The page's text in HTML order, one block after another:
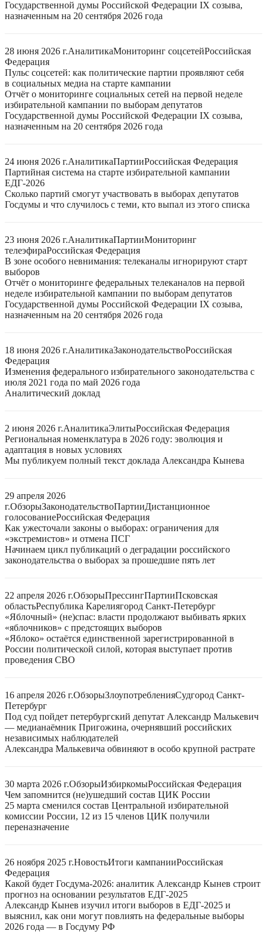
Государственной думы Российской Федерации IX созыва,
назначенным на 20 сентября 2026 года
28 июня 2026 г.АналитикаМониторинг соцсетейРоссийская
Федерация
Пульс соцсетей: как политические партии проявляют себя
в социальных медиа на старте кампании
Отчёт о мониторинге социальных сетей на первой неделе
избирательной кампании по выборам депутатов
Государственной думы Российской Федерации IX созыва,
назначенным на 20 сентября 2026 года
24 июня 2026 г.АналитикаПартииРоссийская Федерация
Партийная система на старте избирательной кампании
ЕДГ-2026
Сколько партий смогут участвовать в выборах депутатов
Госдумы и что случилось с теми, кто выпал из этого списка
23 июня 2026 г.АналитикаПартииМониторинг
телеэфираРоссийская Федерация
В зоне особого невнимания: телеканалы игнорируют старт
выборов
Отчёт о мониторинге федеральных телеканалов на первой
неделе избирательной кампании по выборам депутатов
Государственной думы Российской Федерации IX созыва,
назначенным на 20 сентября 2026 года
18 июня 2026 г.АналитикаЗаконодательствоРоссийская
Федерация
Изменения федерального избирательного законодательства с
июля 2021 года по май 2026 года
Аналитический доклад
2 июня 2026 г.АналитикаЭлитыРоссийская Федерация
Региональная номенклатура в 2026 году: эволюция и
адаптация в новых условиях
Мы публикуем полный текст доклада Александра Кынева
29 апреля 2026
г.ОбзорыЗаконодательствоПартииДистанционное
голосованиеРоссийская Федерация
Как ужесточали законы о выборах: ограничения для
«экстремистов» и отмена ПСГ
Начинаем цикл публикаций о деградации российского
законодательства о выборах за прошедшие пять лет
22 апреля 2026 г.ОбзорыПрессингПартииПсковская
областьРеспублика Карелиягород Санкт-Петербург
«Яблочный» (не)спас: власти продолжают выбивать ярких
«яблочников» с предстоящих выборов
«Яблоко» остаётся единственной зарегистрированной в
России политической силой, которая выступает против
проведения СВО
16 апреля 2026 г.ОбзорыЗлоупотребленияСудгород Санкт-
Петербург
Под суд пойдет петербургский депутат Александр Малькевич
— медианаёмник Пригожина, очернявший российских
независимых наблюдателей
Александра Малькевича обвиняют в особо крупной растрате
30 марта 2026 г.ОбзорыИзбиркомыРоссийская Федерация
Чем запомнится (не)ушедший состав ЦИК России
25 марта сменился состав Центральной избирательной
комиссии России, 12 из 15 членов ЦИК получили
переназначение
26 ноября 2025 г.НовостьИтоги кампанииРоссийская
Федерация
Какой будет Госдума-2026: аналитик Александр Кынев строит
прогноз на основании результатов ЕДГ-2025
Александр Кынев изучил итоги выборов в ЕДГ-2025 и
выяснил, как они могут повлиять на федеральные выборы
2026 года — в Госдуму РФ